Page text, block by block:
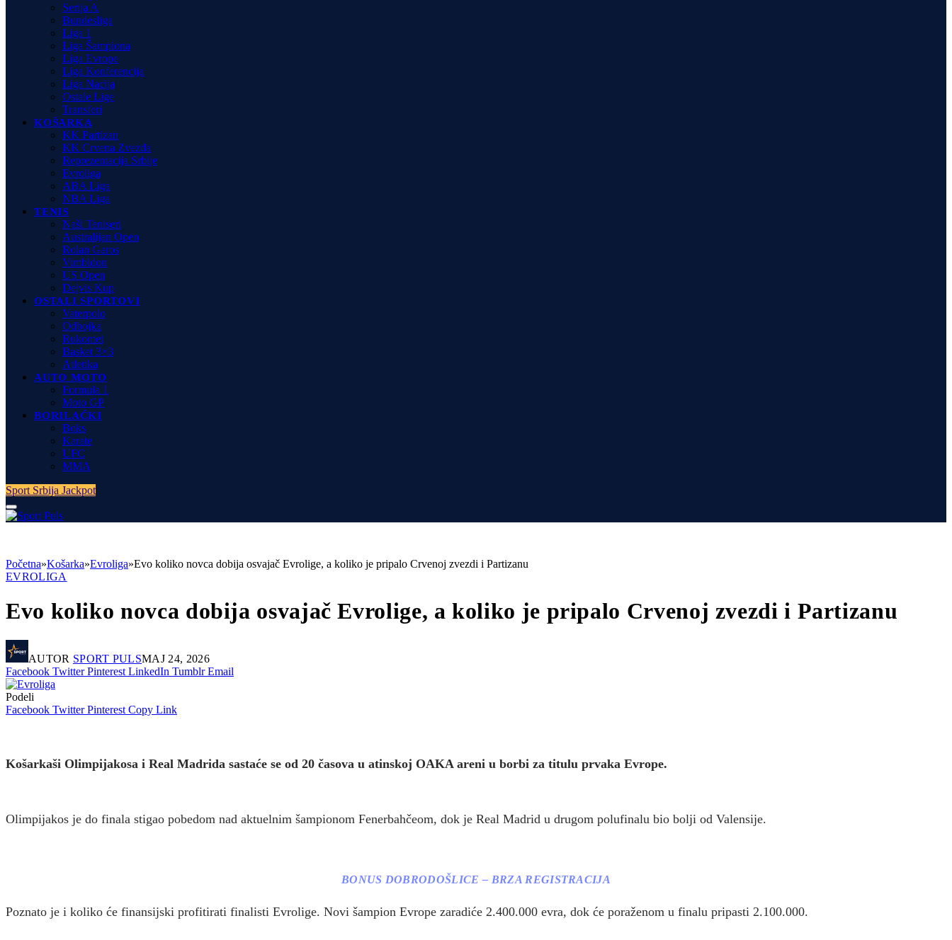
Serija A
Bundesliga
Liga 1
Liga Šampiona
Liga Evrope
Liga Konferencija
Liga Nacija
Ostale Lige
Transferi
KOŠARKA
KK Partizan
KK Crvena Zvezda
Reprezentacija Srbije
Evroliga
ABA Liga
NBA Liga
TENIS
Naši Teniseri
Australijan Open
Rolan Garos
Vimbldon
US Open
Dejvis Kup
OSTALI SPORTOVI
Vaterpolo
Odbojka
Rukomet
Basket 3×3
Atletika
AUTO MOTO
Formula 1
Moto GP
BORILAČKI
Boks
Karate
UFC
MMA
Sport Srbija Jackpot
Početna»Košarka»Evroliga»Evo koliko novca dobija osvajač Evrolige, a koliko je pripalo Crvenoj zvezdi i Partizanu
EVROLIGA
Evo koliko novca dobija osvajač Evrolige, a koliko je pripalo Crvenoj zvezdi i Partizanu
AUTOR SPORT PULSМАЈ 24, 2026
Facebook Twitter Pinterest LinkedIn Tumblr Email
Podeli
Facebook Twitter Pinterest Copy Link
Košarkaši Olimpijakosa i Real Madrida sastaće se od 20 časova u atinskoj OAKA areni u borbi za titulu prvaka Evrope.
Olimpijakos je do finala stigao pobedom nad aktuelnim šampionom Fenerbahčeom, dok je Real Madrid u drugom polufinalu bio bolji od Valensije.
BONUS DOBRODOŠLICE – BRZA REGISTRACIJA
Poznato je i koliko će finansijski profitirati finalisti Evrolige. Novi šampion Evrope zaradiće 2.400.000 evra, dok će poraženom u finalu pripasti 2.100.000.